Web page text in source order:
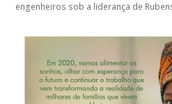
engenheiros sob a liderança de